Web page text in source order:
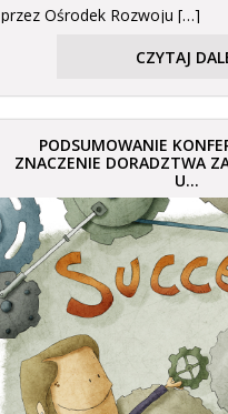
przez Ośrodek Rozwoju […]
CZYTAJ
PODSUMOWANIE
ZNACZENIE DORADZTWA
U...